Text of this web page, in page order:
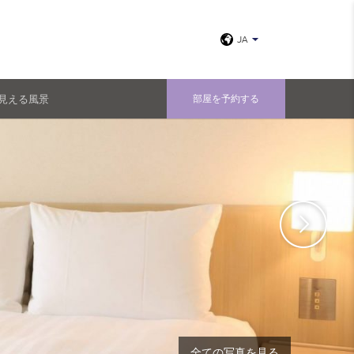
JA
える風景 部屋を予約する